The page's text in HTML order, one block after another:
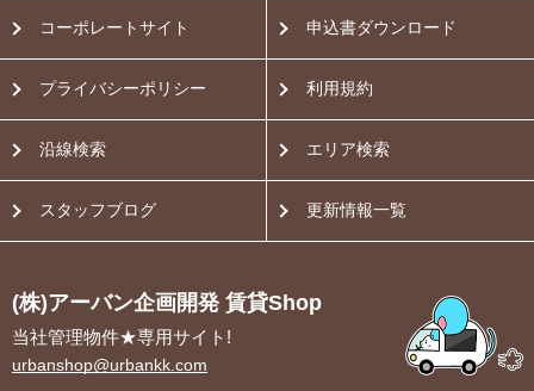
コーポレートサイト 申込書ダウンロード
プライバシーポリシー 利用規約
沿線検索 エリア検索
スタッフブログ 更新情報一覧
(株)アーバン企画開発 賃貸Shop
当社管理物件★専用サイト!
urbanshop@urbankk.com